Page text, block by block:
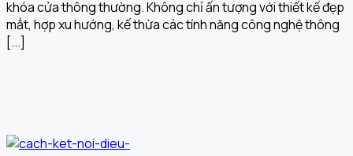
khóa cửa thông thường. Không chỉ ấn tượng với thiết kế đẹp
mắt, hợp xu hướng, kế thừa các tính năng công nghệ thông
[...]